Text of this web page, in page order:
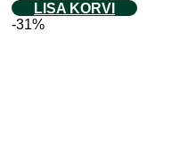
LISA KORVI
-31%